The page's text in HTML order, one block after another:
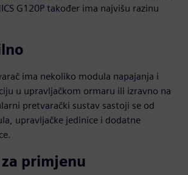
G120P također ima najvišu razinu
ima nekoliko modula napajanja i
u upravljačkom ormaru ili izravno na
pretvarački sustav sastoji se od
upravljačke jedinice i dodatne
primjenu